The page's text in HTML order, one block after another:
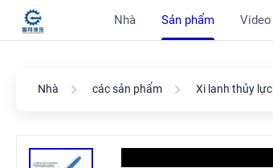
Nhà Sản phẩm Video
Nhà các sản phẩm Xi lanh thủy lực